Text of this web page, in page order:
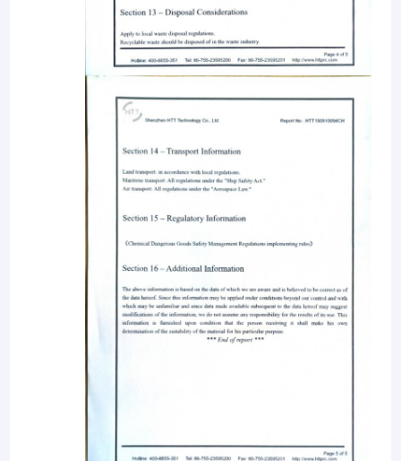
درباره ما
تور کارخانه
سال 2015 ، شرکت ما به طور مستقل بیش از 30 نوع محصول را توسعه
ضدعفونی کننده دست اتومبیل ، دستگاه هوا معطر ، دستگاه پخش کننده
هوا. ، توزیع کننده کاغذ ، سشوار و سشوار و غیره.
KWS در Dongguan ، گوانگدونگ واقع شده است ، با موقعیت جغرافیایی
برتر ، حمل و نقل مناسب و حمل و نقل کالا بدون مانع. و تا کنون ، ما بیش
ما همیشه در زمان تحویل می دهیم
میلیون دلار است. کشورهای اصلی صادراتی ما فرانسه ، آلمان ، ایالات
متحده ، دبی ، ژاپن ، برزیل ، سنگاپور و صبحانه از 30 کشور و منطقه در
خاورمیانه است. به
المللی هستیم و همیشه از استانداردهای بین المللی پیروی می کنیم و